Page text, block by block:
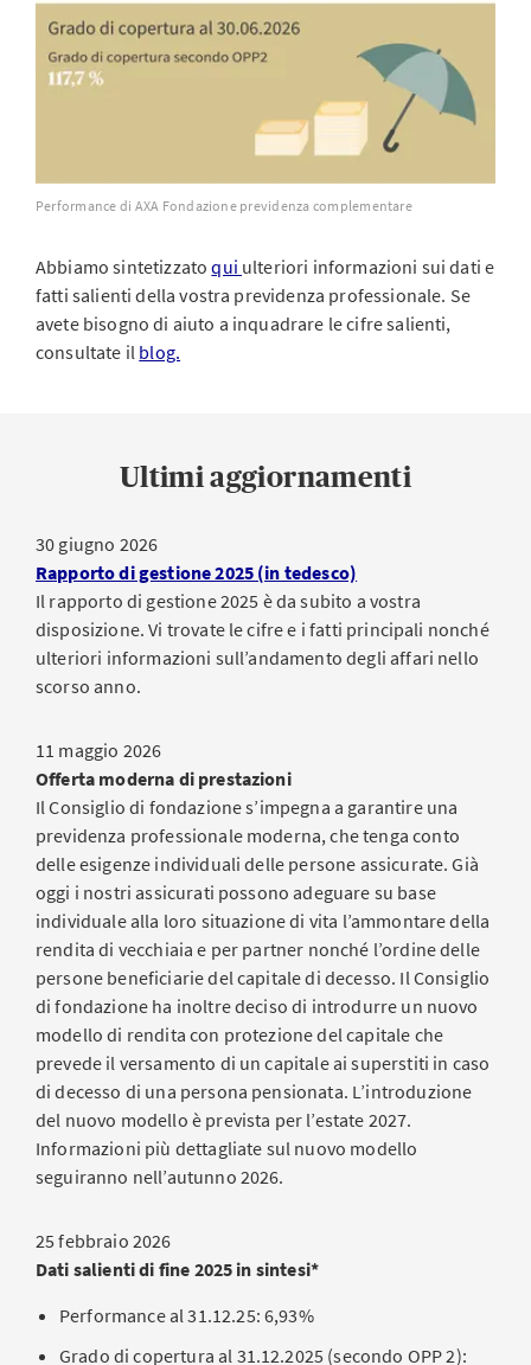
Performance di AXA Fondazione previdenza complementare
Abbiamo sintetizzatoqui ulteriori informazioni sui dati e
fatti salienti della vostra previdenza professionale. Se
avete bisogno di aiuto a inquadrare le cifre salienti,
consultate il blog.
Ultimi aggiornamenti
30 giugno 2026
Rapporto di gestione 2025 (in tedesco)
Il rapporto di gestione 2025 è da subito a vostra
disposizione. Vi trovate le cifre e i fatti principali nonché
ulteriori informazioni sull’andamento degli affari nello
scorso anno.
11 maggio 2026
Offerta moderna di prestazioni
Il Consiglio di fondazione s’impegna a garantire una
previdenza professionale moderna, che tenga conto
delle esigenze individuali delle persone assicurate. Già
oggi i nostri assicurati possono adeguare su base
individuale alla loro situazione di vita l’ammontare della
rendita di vecchiaia e per partner nonché l’ordine delle
persone beneficiarie del capitale di decesso. Il Consiglio
di fondazione ha inoltre deciso di introdurre un nuovo
modello di rendita con protezione del capitale che
prevede il versamento di un capitale ai superstiti in caso
di decesso di una persona pensionata. L’introduzione
del nuovo modello è prevista per l’estate 2027.
Informazioni più dettagliate sul nuovo modello
seguiranno nell’autunno 2026.
25 febbraio 2026
Dati salienti di fine 2025 in sintesi*
Performance al 31.12.25: 6,93%
Grado di copertura al 31.12.2025 (secondo OPP 2):